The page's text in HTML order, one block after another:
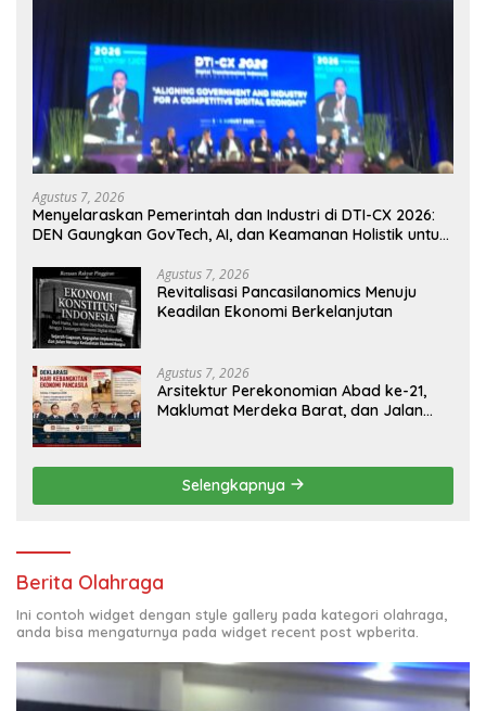
Agustus 7, 2026
Menyelaraskan Pemerintah dan Industri di DTI-CX 2026:
DEN Gaungkan GovTech, AI, dan Keamanan Holistik untuk
Agustus 7, 2026
Revitalisasi Pancasilanomics Menuju
Keadilan Ekonomi Berkelanjutan
Agustus 7, 2026
Arsitektur Perekonomian Abad ke-21,
Maklumat Merdeka Barat, dan Jalan
Selengkapnya
Berita Olahraga
Ini contoh widget dengan style gallery pada kategori olahraga,
anda bisa mengaturnya pada widget recent post wpberita.